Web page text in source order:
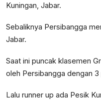
Kuningan, Jabar.
Sebaliknya Persibangga
Jabar.
Saat ini puncak klasemen
oleh Persibangga dengan 3
Lalu runner up ada Pesik